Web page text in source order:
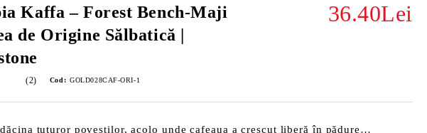
Kaffa – Forest Bench-Maji
de Origine Sălbatică |
36.40Lei
(2) Cod: GOLD028CAF-ORI-1
tuturor poveștilor, acolo unde cafeaua a crescut liberă în pădure…